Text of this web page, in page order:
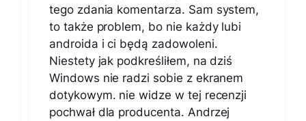
tego zdania komentarza. Sam system,
to także problem, bo nie każdy lubi
androida i ci będą zadowoleni.
Niestety jak podkreśliłem, na dziś
Windows nie radzi sobie z ekranem
dotykowym. nie widze w tej recenzji
pochwał dla producenta. Andrzej